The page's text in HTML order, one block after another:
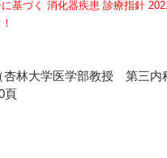
に基づく 消化器疾患 診療指針
杏林大学医学部教授 第三内
頁